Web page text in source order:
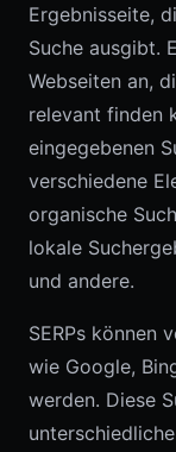
Ergebnisseite,
Suche ausgibt.
Webseiten an,
relevant finden
eingegebenen
verschiedene
organische
lokale
und andere.
SERPs können
wie Google,
werden. Diese